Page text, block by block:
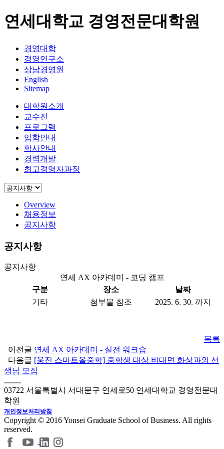
연세대학교 경영전문대학원
경영대학
경영연구소
상남경영원
English
Sitemap
대학원소개
교수진
프로그램
입학안내
학사안내
경력개발
최고경영자과정
Overview
채용정보
공지사항
공지사항
공지사항
연세 AX 아카데미 - 코딩 캠프
구분
장소
날짜
기타
첨부물 참조 2025. 6. 30. 까지
목록
이전글 연세 AX 아카데미 - 실전 워크숍
다음글 [웅진 스마트올중학] 중학생 대상 비대면 화상과외 선
생님 모집
03722 서울특별시 서대문구 연세로50 연세대학교 경영전문대
학원
개인정보처리방침
Copyright © 2016 Yonsei Graduate School of Business. All rights
reserved.